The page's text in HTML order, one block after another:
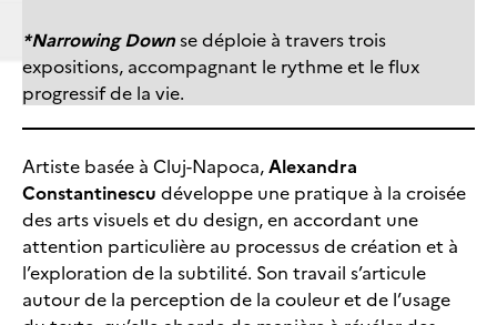
*Narrowing Downse déploie à travers trois
expositions, accompagnant le rythme et le flux
progressif de la vie.
Artiste basée à Cluj-Napoca,Alexandra
Constantinescu développe une pratique à la croisée
des arts visuels et du design, en accordant une
attention particulière au processus de création et à
l’exploration de la subtilité. Son travail s’articule
autour de la perception de la couleur et de l’usage